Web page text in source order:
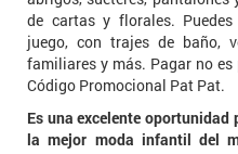
de cartas y florales.
juego, con trajes de baño,
familiares y más. Pagar no
Código Promocional Pat Pat.
Es una excelente
la mejor moda infantil del